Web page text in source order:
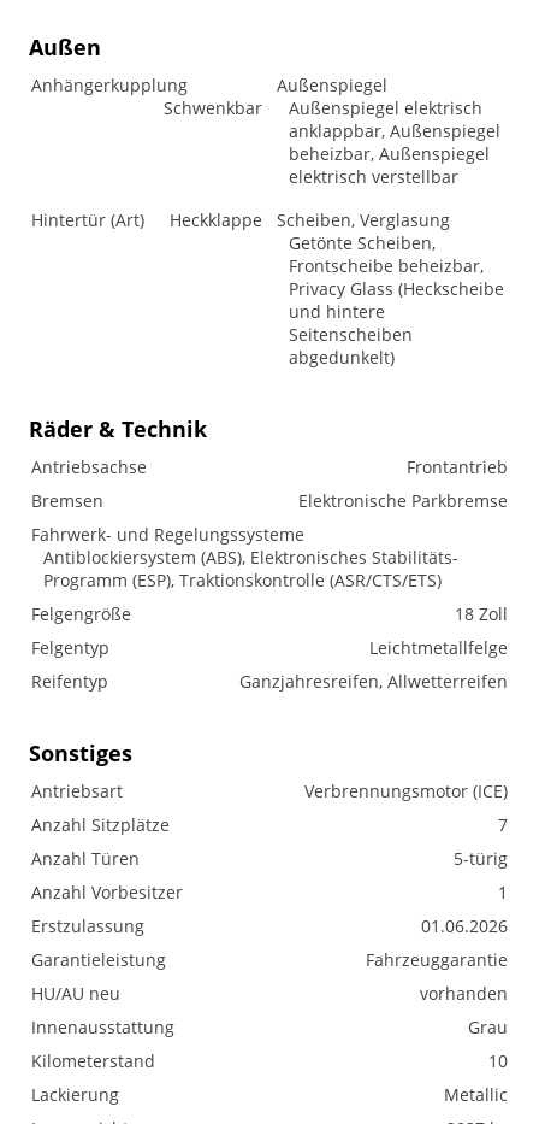
Außen
Anhängerkupplung
Schwenkbar
Außenspiegel
Außenspiegel elektrisch
anklappbar, Außenspiegel
beheizbar, Außenspiegel
elektrisch verstellbar
Hintertür (Art)
Heckklappe
Scheiben, Verglasung
Getönte Scheiben,
Frontscheibe beheizbar,
Privacy Glass (Heckscheibe
und hintere
Seitenscheiben
abgedunkelt)
Räder & Technik
Antriebsachse
Frontantrieb
Bremsen
Elektronische Parkbremse
Fahrwerk- und Regelungssysteme
Antiblockiersystem (ABS), Elektronisches Stabilitäts-
Programm (ESP), Traktionskontrolle (ASR/CTS/ETS)
Felgengröße
18 Zoll
Felgentyp
Leichtmetallfelge
Reifentyp
Ganzjahresreifen, Allwetterreifen
Sonstiges
Antriebsart
Verbrennungsmotor (ICE)
Anzahl Sitzplätze
7
Anzahl Türen
5-türig
Anzahl Vorbesitzer
1
Erstzulassung
01.06.2026
Garantieleistung
Fahrzeuggarantie
HU/AU neu
vorhanden
Innenausstattung
Grau
Kilometerstand
10
Lackierung
Metallic